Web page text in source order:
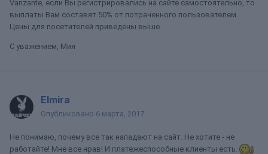
Vanzante, если Вы регистрировались на сайте самостоятельно, то
выплаты Вам составят 50% от потраченного пользователем.
Цены для посетителей приведены выше.
С уважением, Мия
Elmira
Опубликовано 6 марта, 2017
Не понимаю, почему все так нападают на сайт. Не хотите - не
работайте! Мне все нрав! И платежеспособные клиенты есть.